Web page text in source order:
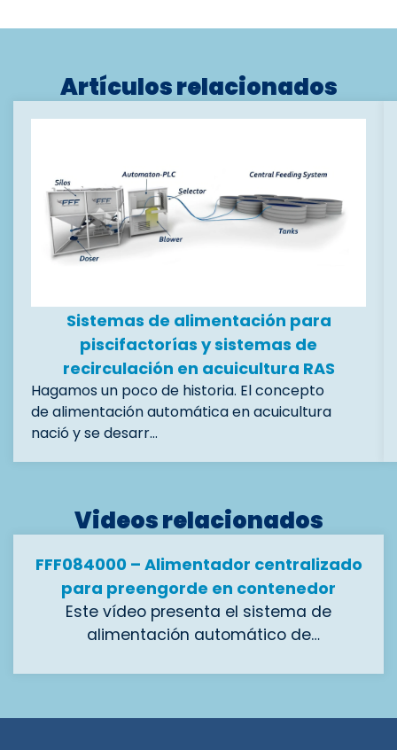
Artículos relacionados
Sistemas de alimentación para
piscifactorías y sistemas de
recirculación en acuicultura RAS
Hagamos un poco de historia. El concepto
de alimentación automática en acuicultura
nació y se desarr…
Videos relacionados
FFF084000 – Alimentador centralizado
para preengorde en contenedor
Este vídeo presenta el sistema de
alimentación automático de
Con 8 salidas de 40 mm de diámetro,
de 1 mm a 4 mm, asegurando una